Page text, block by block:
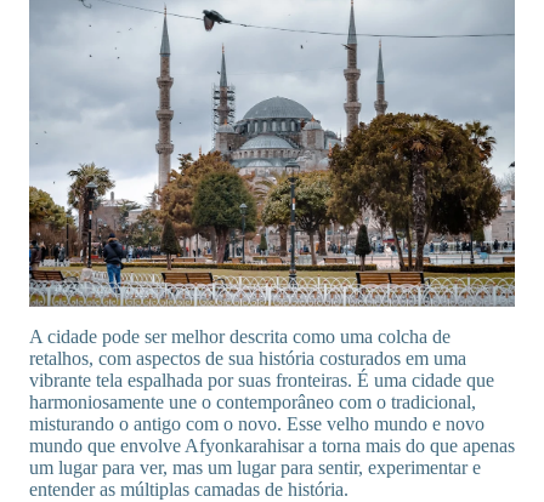
A cidade pode ser melhor descrita como uma colcha de
retalhos, com aspectos de sua história costurados em uma
vibrante tela espalhada por suas fronteiras. É uma cidade que
harmoniosamente une o contemporâneo com o tradicional,
misturando o antigo com o novo. Esse velho mundo e novo
mundo que envolve Afyonkarahisar a torna mais do que apenas
um lugar para ver, mas um lugar para sentir, experimentar e
entender as múltiplas camadas de história.